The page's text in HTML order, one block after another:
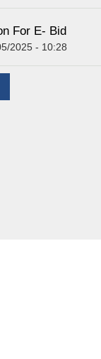
For E- Bid
2025 - 10:28